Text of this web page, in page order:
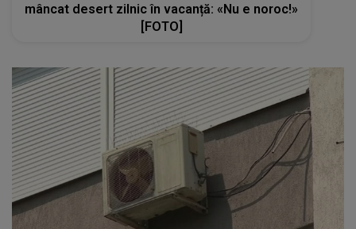
mâncat desert zilnic în vacanță: «Nu e noroc!»
[FOTO]